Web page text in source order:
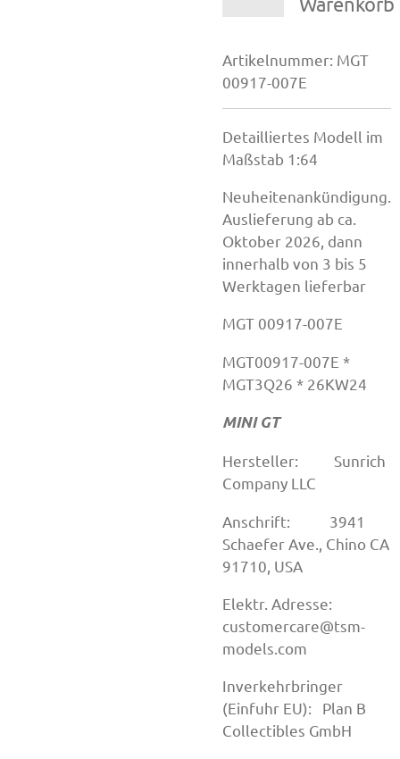
Artikelnummer: MGT
00917-007E
Detailliertes Modell im
Maßstab 1:64
Neuheitenankündigung.
Auslieferung ab ca.
Oktober 2026, dann
innerhalb von 3 bis 5
Werktagen lieferbar
MGT 00917-007E
MGT00917-007E *
MGT3Q26 * 26KW24
MINI GT
Hersteller: Sunrich
Company LLC
Anschrift: 3941
Schaefer Ave., Chino CA
91710, USA
Elektr. Adresse:
customercare@tsm-
models.com
Inverkehrbringer
(Einfuhr EU): Plan B
Collectibles GmbH